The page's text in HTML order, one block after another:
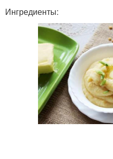
Ингредиенты: